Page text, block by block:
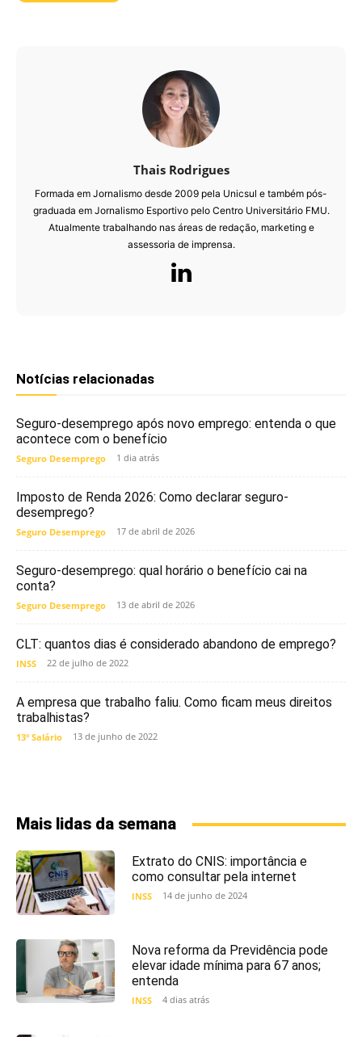
Thais Rodrigues
Formada em Jornalismo desde 2009 pela Unicsul e também pós-
graduada em Jornalismo Esportivo pelo Centro Universitário FMU.
Atualmente trabalhando nas áreas de redação, marketing e
assessoria de imprensa.
Notícias relacionadas
Seguro-desemprego após novo emprego: entenda o que
acontece com o benefício
Seguro Desemprego 1 dia atrás
Imposto de Renda 2026: Como declarar seguro-
desemprego?
Seguro Desemprego 17 de abril de 2026
Seguro-desemprego: qual horário o benefício cai na
conta?
Seguro Desemprego 13 de abril de 2026
CLT: quantos dias é considerado abandono de emprego?
INSS 22 de julho de 2022
A empresa que trabalho faliu. Como ficam meus direitos
trabalhistas?
13º Salário 13 de junho de 2022
Mais lidas da semana
Extrato do CNIS: importância e
como consultar pela internet
INSS 14 de junho de 2024
Nova reforma da Previdência pode
elevar idade mínima para 67 anos;
entenda
INSS 4 dias atrás